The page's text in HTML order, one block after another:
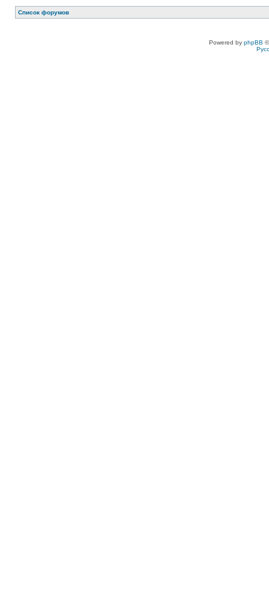
Список форумов
Powered by phpBB